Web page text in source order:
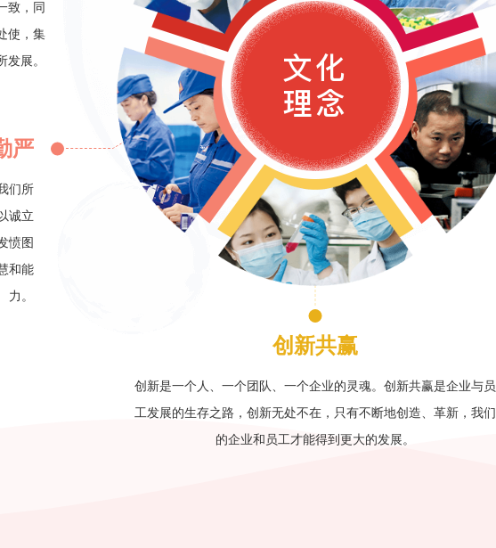
致，同
使，集
发展。
创新共赢
创新是一个人、一个团队、一个企业的灵魂。创新共赢是企业与员
工发展的生存之路，创新无处不在，只有不断地创造、革新，我们
的企业和员工才能得到更大的发展。
严
们所
诚立
愤图
和能
力。